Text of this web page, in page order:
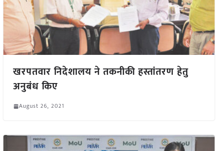
खरपतवार निदेशालय ने तकनीकी हस्तांतरण हेतु
अनुबंध किए
August 26, 2021